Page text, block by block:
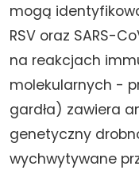
mogą
RSV oraz SARS-
na reakcjach
molekularnych -
gardła) zawiera
genetyczny
wychwytywane